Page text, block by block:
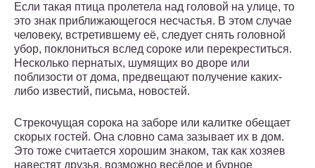
Если такая птица пролетела над головой на улице, то
это знак приближающегося несчастья. В этом случае
человеку, встретившему её, следует снять головной
убор, поклониться вслед сороке или перекреститься.
Несколько пернатых, шумящих во дворе или
поблизости от дома, предвещают получение каких-
либо известий, письма, новостей.
Стрекочущая сорока на заборе или калитке обещает
скорых гостей. Она словно сама зазывает их в дом.
Это тоже считается хорошим знаком, так как хозяев
навестят друзья, возможно весёлое и бурное